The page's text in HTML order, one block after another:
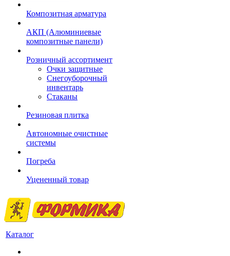
Композитная арматура
АКП (Алюминиевые
композитные панели)
Розничный ассортимент
Очки защитные
Снегоуборочный
инвентарь
Стаканы
Резиновая плитка
Автономные очистные
системы
Погреба
Уцененный товар
Каталог